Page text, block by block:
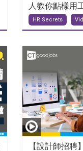
人教你點樣用
HR Secrets
【設計師招